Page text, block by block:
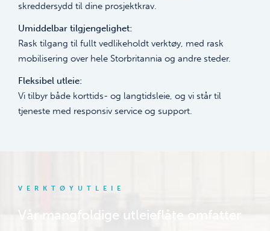
skreddersydd til dine prosjektkrav.
Umiddelbar tilgjengelighet:
Rask tilgang til fullt vedlikeholdt verktøy, med rask
mobilisering over hele Storbritannia og andre steder.
Fleksibel utleie:
Vi tilbyr både korttids- og langtidsleie, og vi står til
tjeneste med responsiv service og support.
VERKTØYUTLEIE
Vår mangfoldige utleieflåte omfatter